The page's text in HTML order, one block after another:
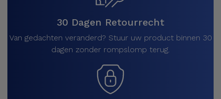
30 Dagen Retourrecht
Van gedachten veranderd? Stuur uw product binnen 30
dagen zonder rompslomp terug.